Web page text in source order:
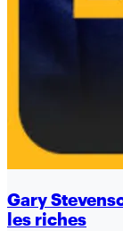
Gary
les riches